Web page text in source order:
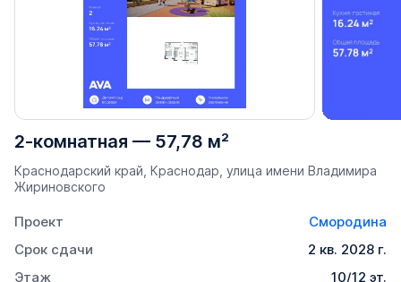
2-комнатная — 57,78 м²
Краснодарский край, Краснодар, улица имени Владимира
Жириновского
Проект
Смородина
Срок сдачи
2 кв. 2028 г.
Этаж
10/12 эт.